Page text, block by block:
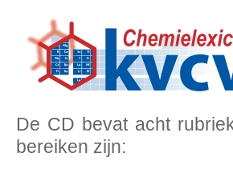
De CD bevat acht
bereiken zijn: